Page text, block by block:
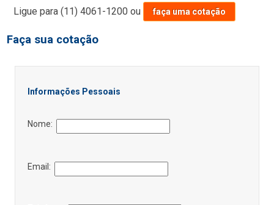
Ligue para(11) 4061-1200 ou faça uma cotação
Faça sua cotação
Informações Pessoais
Nome:
Email: